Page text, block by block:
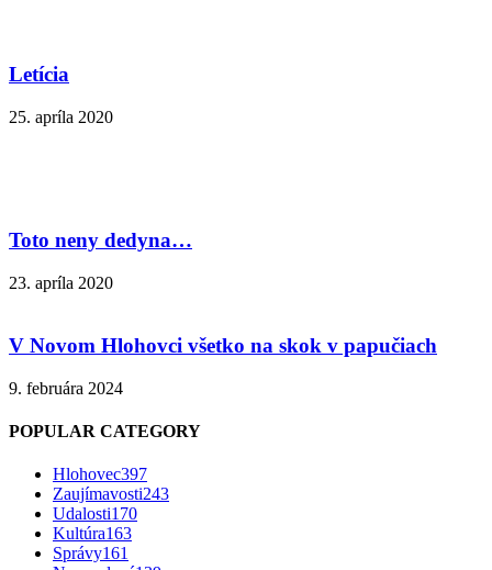
Letícia
25. apríla 2020
Toto neny dedyna…
23. apríla 2020
V Novom Hlohovci všetko na skok v papučiach
9. februára 2024
POPULAR CATEGORY
Hlohovec397
Zaujímavosti243
Udalosti170
Kultúra163
Správy161